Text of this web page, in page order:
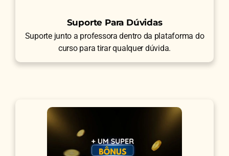
Suporte Para Dúvidas
Suporte junto a professora dentro da plataforma do
curso para tirar qualquer dúvida.